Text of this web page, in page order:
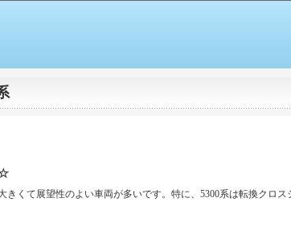
きくて展望性のよい車両が多いです。特に、5300系は転換クロ